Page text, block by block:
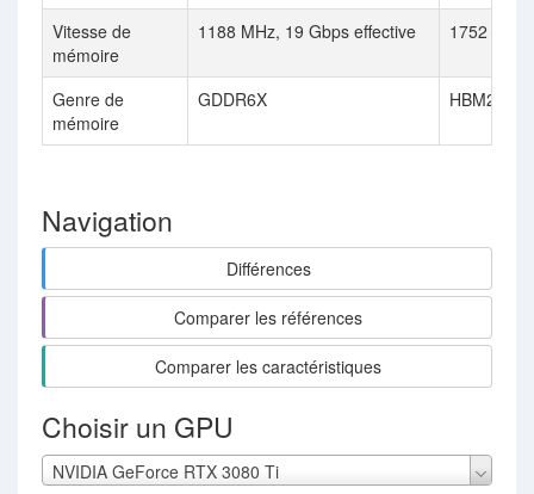
Vitesse de
mémoire
1188 MHz, 19 Gbps effective 1752 MHz
Genre de
mémoire
GDDR6X HBM2
Navigation
Différences
Comparer les références
Comparer les caractéristiques
Choisir un GPU
NVIDIA GeForce RTX 3080 Ti